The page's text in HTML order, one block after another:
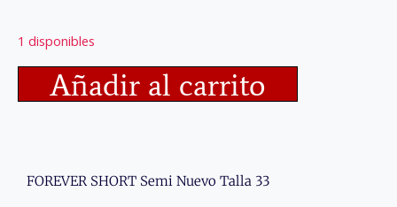
1 disponibles
Añadir al carrito
FOREVER SHORT Semi Nuevo Talla 33